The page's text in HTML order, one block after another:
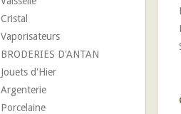
Cristal
Vaporisateurs
BRODERIES D'ANTAN
Jouets d'Hier
Argenterie
Porcelaine